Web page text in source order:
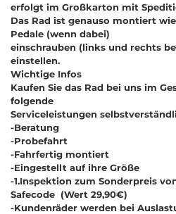
erfolgt im Großkarton mit
Das Rad ist genauso montiert
Pedale (wenn dabei)
einschrauben (links und rechts
einstellen.
Wichtige Infos
Kaufen Sie das Rad bei uns im
folgende
Serviceleistungen
-Beratung
-Probefahrt
-Fahrfertig montiert
-Eingestellt auf ihre Größe
-1.Inspektion zum Sonderpreis
Safecode (Wert 29,90€)
-Kundenräder werden bei